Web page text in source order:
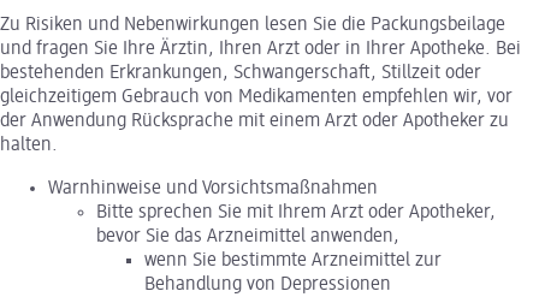
Zu Risiken und Nebenwirkungen lesen Sie die Packungsbeilage
und fragen Sie Ihre Ärztin, Ihren Arzt oder in Ihrer Apotheke. Bei
bestehenden Erkrankungen, Schwangerschaft, Stillzeit oder
gleichzeitigem Gebrauch von Medikamenten empfehlen wir, vor
der Anwendung Rücksprache mit einem Arzt oder Apotheker zu
halten.
Warnhinweise und Vorsichtsmaßnahmen
Bitte sprechen Sie mit Ihrem Arzt oder Apotheker,
bevor Sie das Arzneimittel anwenden,
wenn Sie bestimmte Arzneimittel zur
Behandlung von Depressionen